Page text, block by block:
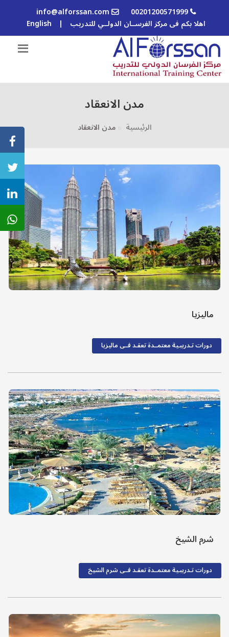
00201200571999
info@alforssan.com
اهلا بكم فى مركز الفرســان الدولــي للتدريب |
English
مدن الانعقاد
الرئيسية مدن الانعقاد
ماليزيا
دورات تـدريبـية معتمــدة تعقـد فــى ماليزيا
شرم الشيخ
دورات تـدريبـية معتمــدة تعقـد فــى شرم الشيخ